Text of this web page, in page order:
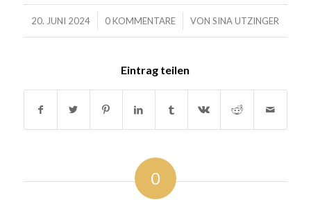
20. JUNI 2024
/ 0 KOMMENTARE
/ VONSINA UTZINGER
Eintrag teilen
0